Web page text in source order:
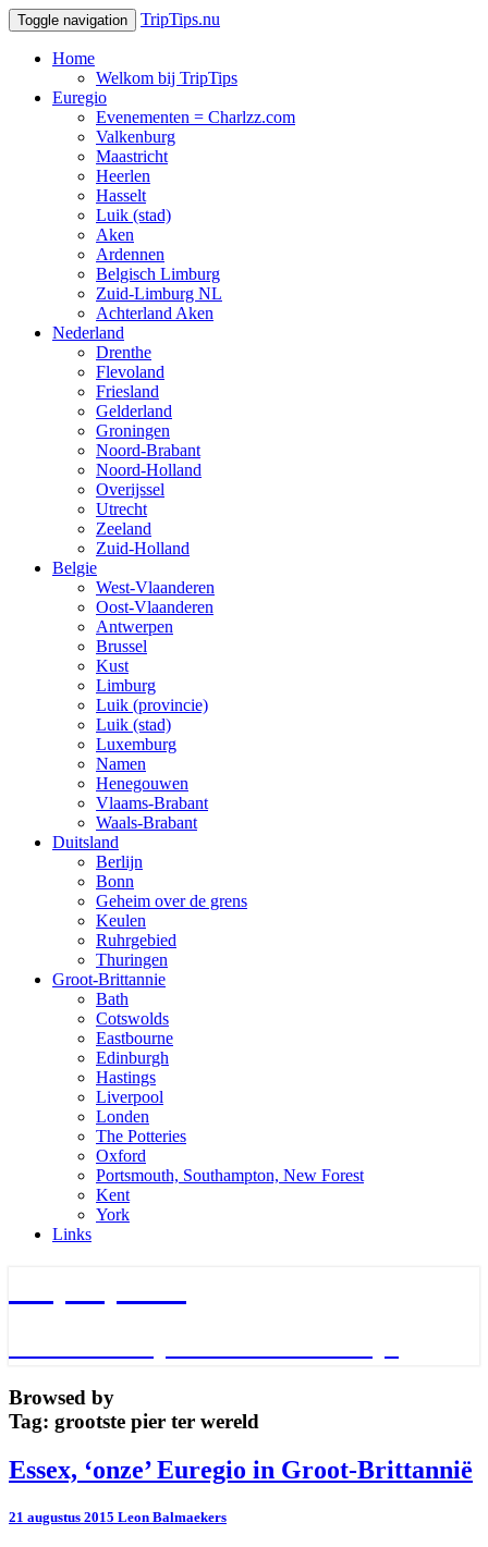
Toggle navigation TripTips.nu
Home
Welkom bij TripTips
Euregio
Evenementen = Charlzz.com
Valkenburg
Maastricht
Heerlen
Hasselt
Luik (stad)
Aken
Ardennen
Belgisch Limburg
Zuid-Limburg NL
Achterland Aken
Nederland
Drenthe
Flevoland
Friesland
Gelderland
Groningen
Noord-Brabant
Noord-Holland
Overijssel
Utrecht
Zeeland
Zuid-Holland
Belgie
West-Vlaanderen
Oost-Vlaanderen
Antwerpen
Brussel
Kust
Limburg
Luik (provincie)
Luik (stad)
Luxemburg
Namen
Henegouwen
Vlaams-Brabant
Waals-Brabant
Duitsland
Berlijn
Bonn
Geheim over de grens
Keulen
Ruhrgebied
Thuringen
Groot-Brittannie
Bath
Cotswolds
Eastbourne
Edinburgh
Hastings
Liverpool
Londen
The Potteries
Oxford
Portsmouth, Southampton, New Forest
Kent
York
Links
Browsed by
Tag: grootste pier ter wereld
Essex,
‘onze’
in
Essex, ‘onze’ Euregio in Groot-Brittannië
21 augustus 2015 Leon Balmaekers